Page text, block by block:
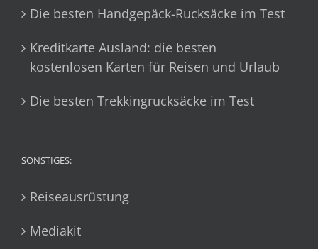
Die besten Handgepäck-Rucksäcke im Test
Kreditkarte Ausland: die besten
kostenlosen Karten für Reisen und Urlaub
Die besten Trekkingrucksäcke im Test
SONSTIGES:
Reiseausrüstung
Mediakit